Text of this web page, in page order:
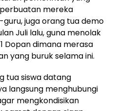
mereka
juga orang tua demo
Juli lalu, guna menolak
Dopan dimana merasa
yang buruk selama ini.
tua siswa datang
langsung menghubungi
mengkondisikan